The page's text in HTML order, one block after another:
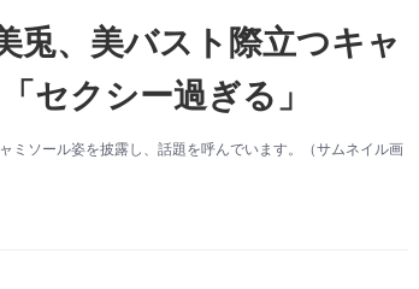
兎、美バスト際立つキャ
セクシー過ぎる」
ミソール姿を披露し、話題を呼んでいます。（サムネイル画